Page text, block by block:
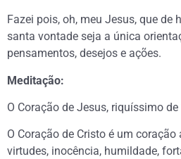
Fazei pois, oh, meu Jesus, que de
santa vontade seja a única
pensamentos, desejos e ações.
Meditação:
O Coração de Jesus, riquíssimo
O Coração de Cristo é um
virtudes, inocência, humildade,